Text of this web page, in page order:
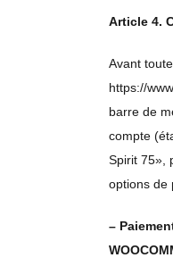
Article 4.
Avant
https://
barre de
compte
Spirit 75»,
options de
–